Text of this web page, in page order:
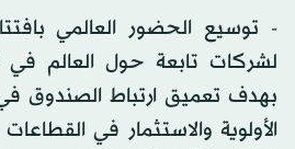
- توسيع الحضور العالمي
لشركات تابعة حول العالم في
بهدف تعميق ارتباط الصندوق في
الأولوية والاستثمار في